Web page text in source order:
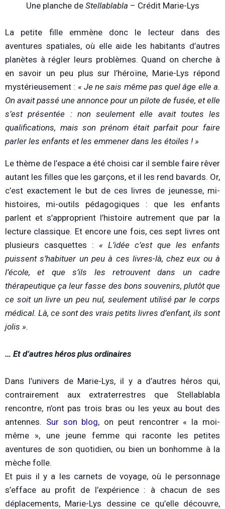
Une planche de Stellablabla – Crédit Marie-Lys
La petite fille emmène donc le lecteur dans des
aventures spatiales, où elle aide les habitants d’autres
planètes à régler leurs problèmes. Quand on cherche à
en savoir un peu plus sur l’héroïne, Marie-Lys répond
mystérieusement : « Je ne sais même pas quel âge elle a.
On avait passé une annonce pour un pilote de fusée, et elle
s’est présentée : non seulement elle avait toutes les
qualifications, mais son prénom était parfait pour faire
parler les enfants et les emmener dans les étoiles ! »
Le thème de l’espace a été choisi car il semble faire rêver
autant les filles que les garçons, et il les rend bavards. Or,
c’est exactement le but de ces livres de jeunesse, mi-
histoires, mi-outils pédagogiques : que les enfants
parlent et s’approprient l’histoire autrement que par la
lecture classique. Et encore une fois, ces sept livres ont
plusieurs casquettes : « L’idée c’est que les enfants
puissent s’habituer un peu à ces livres-là, chez eux ou à
l’école, et que s’ils les retrouvent dans un cadre
thérapeutique ça leur fasse des bons souvenirs, plutôt que
ce soit un livre un peu nul, seulement utilisé par le corps
médical. Là, ce sont des vrais petits livres d’enfant, ils sont
jolis ».
… Et d’autres héros plus ordinaires
Dans l’univers de Marie-Lys, il y a d’autres héros qui,
contrairement aux extraterrestres que Stellablabla
rencontre, n’ont pas trois bras ou les yeux au bout des
antennes. Sur son blog, on peut rencontrer « la moi-
même », une jeune femme qui raconte les petites
aventures de son quotidien, ou bien un bonhomme à la
mèche folle.
Et puis il y a les carnets de voyage, où le personnage
s’efface au profit de l’expérience : à chacun de ses
déplacements, Marie-Lys dessine ce qu’elle découvre,